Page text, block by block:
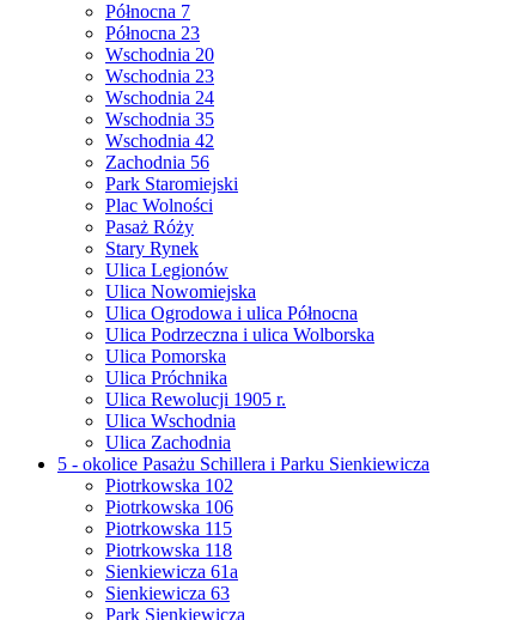
Północna 7
Północna 23
Wschodnia 20
Wschodnia 23
Wschodnia 24
Wschodnia 35
Wschodnia 42
Zachodnia 56
Park Staromiejski
Plac Wolności
Pasaż Róży
Stary Rynek
Ulica Legionów
Ulica Nowomiejska
Ulica Ogrodowa i ulica Północna
Ulica Podrzeczna i ulica Wolborska
Ulica Pomorska
Ulica Próchnika
Ulica Rewolucji 1905 r.
Ulica Wschodnia
Ulica Zachodnia
5 - okolice Pasażu Schillera i Parku Sienkiewicza
Piotrkowska 102
Piotrkowska 106
Piotrkowska 115
Piotrkowska 118
Sienkiewicza 61a
Sienkiewicza 63
Park Sienkiewicza